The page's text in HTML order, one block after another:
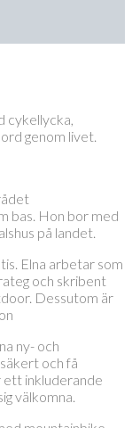
cykellycka,
genom livet.
bas. Hon bor med
på landet.
Elna arbetar som
och skribent
Dessutom är
ny- och
och få
ett inkluderande
välkomna.